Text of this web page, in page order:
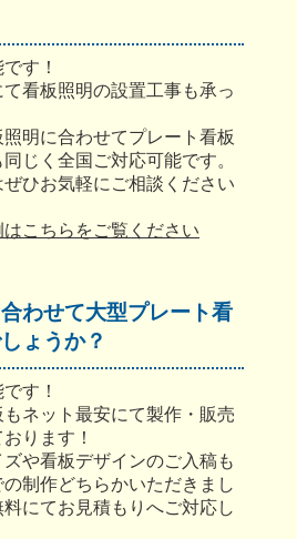
す！
看板照明の設置工事も承っ
照明に合わせてプレート看板
じく全国ご対応可能です。
ぜひお気軽にご相談ください
こちらをご覧ください
わせて大型プレート看
ょうか？
す！
ネット最安にて製作・販売
ります！
や看板デザインのご入稿も
の制作どちらかいただきまし
にてお見積もりへご対応し